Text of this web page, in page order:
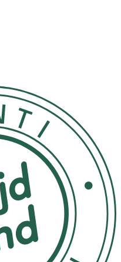
skadlig UVA/UVB-
(Kiwi) Extract och
som hjälper till att
reparerar skadad och
lager efter rengöring
efter
svettas.
eller foundation eller
direkt solexponering